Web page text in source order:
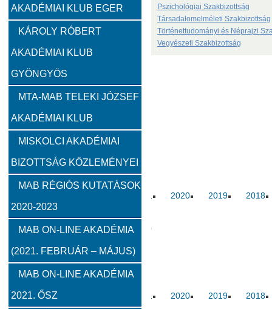
Választott vezetők Akadémikusok Nem akadémikus
Közérdekű információk
SZMSZ
Alapítvány
2020 2019 2018
2012 2011 2010
Közgyűlések
2020 2019 2018
AKADÉMIAI KLUB EGER
KÁROLY RÓBERT
AKADÉMIAI KLUB
GYÖNGYÖS
MTA-MAB TELEKI JÓZSEF
AKADÉMIAI KLUB
MISKOLCI AKADÉMIAI
BIZOTTSÁG KÖZLEMÉNYEI
MAB RÉGIÓS KUTATÁSOK
2020-2023
MAB ON-LINE AKADÉMIA
(2021. FEBRUÁR – MÁJUS)
MAB ON-LINE AKADÉMIA
2021. ŐSZ
Pszichológiai Szakbizottság
Társadalomelméleti Szakbizottság
Történettudományi és Néprajzi
Vegyészeti Szakbizottság